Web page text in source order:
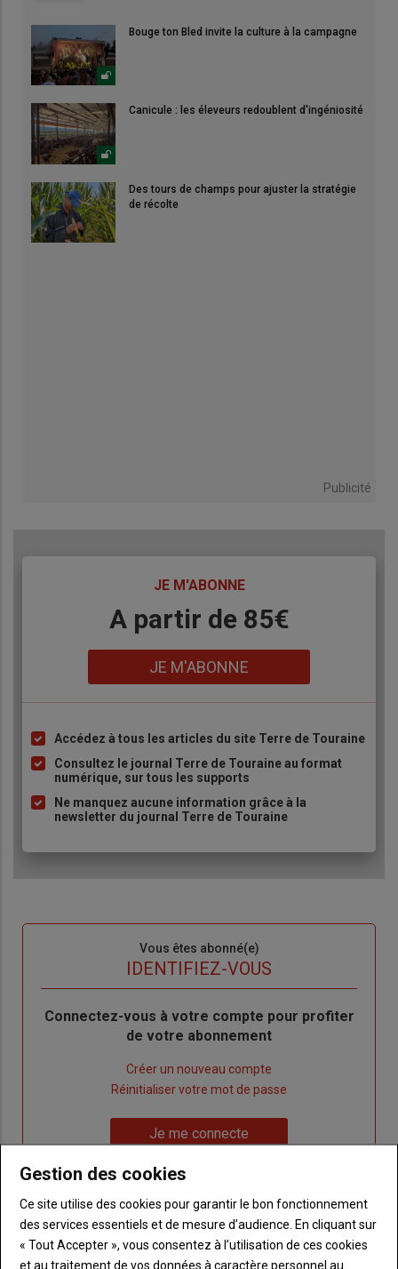
Bouge ton Bled invite la culture à la campagne
Canicule : les éleveurs redoublent d'ingéniosité
Des tours de champs pour ajuster la stratégie
de récolte
Publicité
JE M'ABONNE
A partir de 85€
JE M'ABONNE
Liste
à
puce
Accédez à tous les articles du site Terre de Touraine
Consultez le journal Terre de Touraine au format
numérique, sur tous les supports
Ne manquez aucune information grâce à la
newsletter du journal Terre de Touraine
Vous êtes abonné(e)
IDENTIFIEZ-VOUS
Body
Connectez-vous à votre compte pour profiter
de votre abonnement
Créer un nouveau compte
de
Réinitialiser votre mot de passe
"Je
me
Je me connecte
Sous-
titre
Vous n'êtes pas abonné(e)
TITRE CRÉEZ UN COMPTE
Gestion des cookies
Ce site utilise des cookies pour garantir le bon fonctionnement
des services essentiels et de mesure d’audience. En cliquant sur
« Tout Accepter », vous consentez à l’utilisation de ces cookies
et au traitement de vos données à caractère personnel au